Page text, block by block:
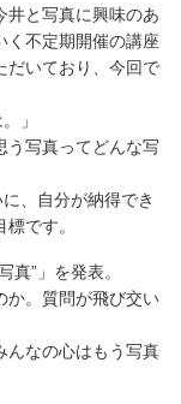
さ
ま
で
し
越）」
井と写真に興味のあ
く不定期開催の講座
だいており、今回で
」
う写真ってどんな写
、自分が納得でき
です。
真”」を発表。
か。質問が飛び交い
んなの心はもう写真